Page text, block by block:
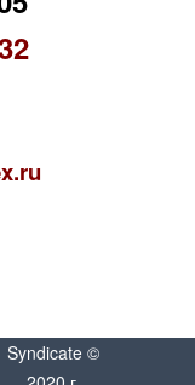
Syndicate ©